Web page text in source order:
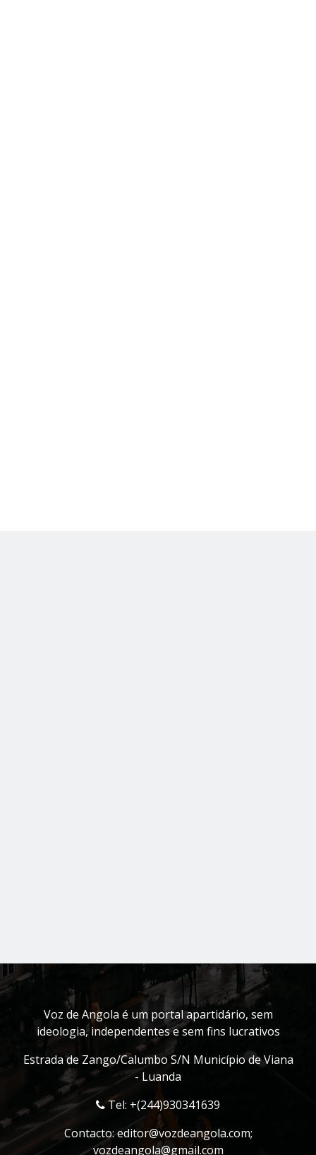
Voz de Angola é um portal apartidário, sem
ideologia, independentes e sem fins lucrativos
Estrada de Zango/Calumbo S/N Município de Viana
- Luanda
Tel: +(244)930341639
Contacto:editor@vozdeangola.com;
vozdeangola@gmail.com